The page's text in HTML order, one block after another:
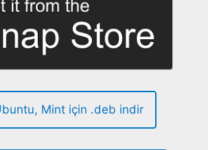
Mint için .deb indir